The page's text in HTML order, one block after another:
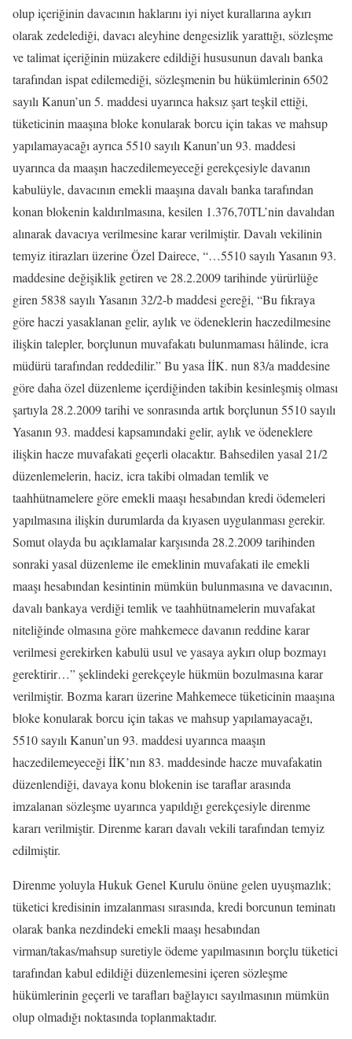
olup içeriğinin davacının haklarını iyi niyet kurallarına aykırı
olarak zedelediği, davacı aleyhine dengesizlik yarattığı, sözleşme
ve talimat içeriğinin müzakere edildiği hususunun davalı banka
tarafından ispat edilemediği, sözleşmenin bu hükümlerinin 6502
sayılı Kanun’un 5. maddesi uyarınca haksız şart teşkil ettiği,
tüketicinin maaşına bloke konularak borcu için takas ve mahsup
yapılamayacağı ayrıca 5510 sayılı Kanun’un 93. maddesi
uyarınca da maaşın haczedilemeyeceği gerekçesiyle davanın
kabulüyle, davacının emekli maaşına davalı banka tarafından
konan blokenin kaldırılmasına, kesilen 1.376,70TL’nin davalıdan
alınarak davacıya verilmesine karar verilmiştir. Davalı vekilinin
temyiz itirazları üzerine Özel Dairece, “…5510 sayılı Yasanın 93.
maddesine değişiklik getiren ve 28.2.2009 tarihinde yürürlüğe
giren 5838 sayılı Yasanın 32/2-b maddesi gereği, “Bu fıkraya
göre haczi yasaklanan gelir, aylık ve ödeneklerin haczedilmesine
ilişkin talepler, borçlunun muvafakatı bulunmaması hâlinde, icra
müdürü tarafından reddedilir.” Bu yasa İİK. nun 83/a maddesine
göre daha özel düzenleme içerdiğinden takibin kesinleşmiş olması
şartıyla 28.2.2009 tarihi ve sonrasında artık borçlunun 5510 sayılı
Yasanın 93. maddesi kapsamındaki gelir, aylık ve ödeneklere
ilişkin hacze muvafakati geçerli olacaktır. Bahsedilen yasal 21/2
düzenlemelerin, haciz, icra takibi olmadan temlik ve
taahhütnamelere göre emekli maaşı hesabından kredi ödemeleri
yapılmasına ilişkin durumlarda da kıyasen uygulanması gerekir.
Somut olayda bu açıklamalar karşısında 28.2.2009 tarihinden
sonraki yasal düzenleme ile emeklinin muvafakati ile emekli
maaşı hesabından kesintinin mümkün bulunmasına ve davacının,
davalı bankaya verdiği temlik ve taahhütnamelerin muvafakat
niteliğinde olmasına göre mahkemece davanın reddine karar
verilmesi gerekirken kabulü usul ve yasaya aykırı olup bozmayı
gerektirir…” şeklindeki gerekçeyle hükmün bozulmasına karar
verilmiştir. Bozma kararı üzerine Mahkemece tüketicinin maaşına
bloke konularak borcu için takas ve mahsup yapılamayacağı,
5510 sayılı Kanun’un 93. maddesi uyarınca maaşın
haczedilemeyeceği İİK’nın 83. maddesinde hacze muvafakatin
düzenlendiği, davaya konu blokenin ise taraflar arasında
imzalanan sözleşme uyarınca yapıldığı gerekçesiyle direnme
kararı verilmiştir. Direnme kararı davalı vekili tarafından temyiz
edilmiştir.
Direnme yoluyla Hukuk Genel Kurulu önüne gelen uyuşmazlık;
tüketici kredisinin imzalanması sırasında, kredi borcunun teminatı
olarak banka nezdindeki emekli maaşı hesabından
virman/takas/mahsup suretiyle ödeme yapılmasının borçlu tüketici
tarafından kabul edildiği düzenlemesini içeren sözleşme
hükümlerinin geçerli ve tarafları bağlayıcı sayılmasının mümkün
olup olmadığı noktasında toplanmaktadır.